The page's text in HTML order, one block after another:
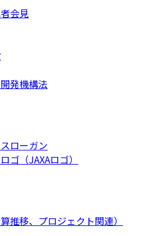
会見
発機構法
ローガン
ゴ（JAXAロゴ）
推移、プロジェクト関連）